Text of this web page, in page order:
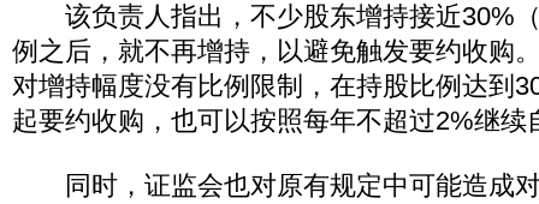
该负责人指出，不少股东增持接近30%
例之后，就不再增持，以避免触发要约收购
对增持幅度没有比例限制，在持股比例达到
起要约收购，也可以按照每年不超过2%继续
同时，证监会也对原有规定中可能造成